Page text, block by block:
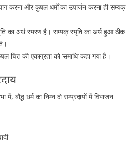
करना और कुषल धर्मों का उपार्जन करना ही सम्यक्
का अर्थ स्मरण है। सम्यक् स्मृति का अर्थ हुआ ठीक
चित की एकाग्रता को ‘समाधि’ कहा गया है।
बौद्ध धर्म का निम्न दो सम्प्रदायों में विभाजन